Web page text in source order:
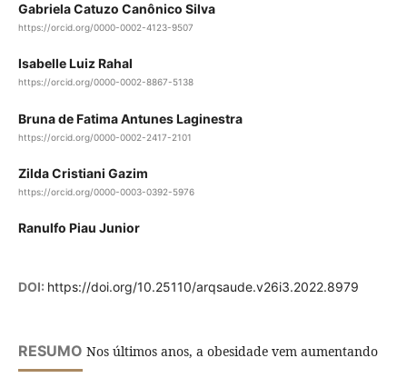
Gabriela Catuzo Canônico Silva
https://orcid.org/0000-0002-4123-9507
Isabelle Luiz Rahal
https://orcid.org/0000-0002-8867-5138
Bruna de Fatima Antunes Laginestra
https://orcid.org/0000-0002-2417-2101
Zilda Cristiani Gazim
https://orcid.org/0000-0003-0392-5976
Ranulfo Piau Junior
DOI: https://doi.org/10.25110/arqsaude.v26i3.2022.8979
RESUMO Nos últimos anos, a obesidade vem aumentando